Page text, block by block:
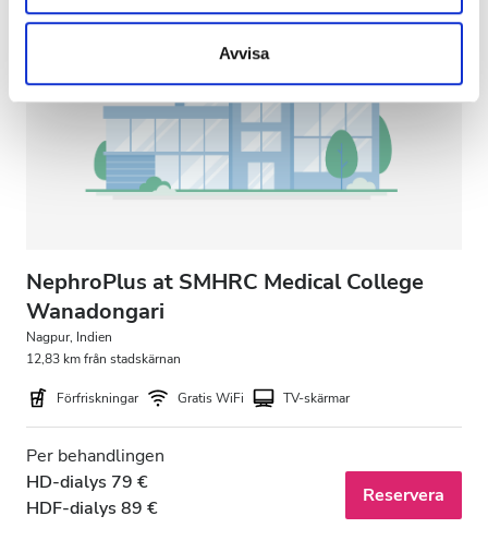
samlat in när du har använt deras tjänster.
Avvisa
NephroPlus at SMHRC Medical College
Wanadongari
Nagpur, Indien
12,83 km från stadskärnan
Förfriskningar Gratis WiFi TV-skärmar
Per behandlingen
HD-dialys 79 €
HDF-dialys 89 €
Reservera